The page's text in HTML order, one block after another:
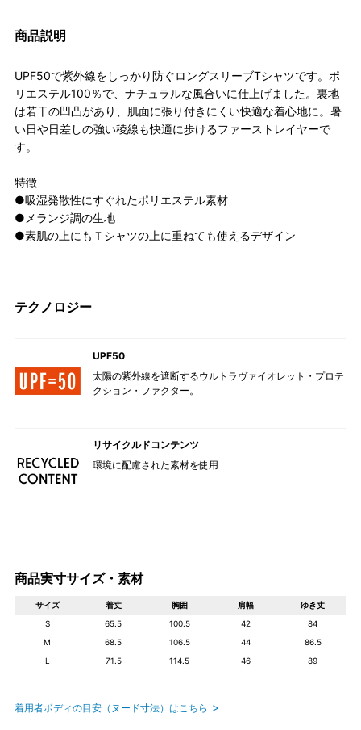
商品説明
UPF50で紫外線をしっかり防ぐロングスリーブTシャツです。ポ
リエステル100％で、ナチュラルな風合いに仕上げました。裏地
は若干の凹凸があり、肌面に張り付きにくい快適な着心地に。暑
い日や日差しの強い稜線も快適に歩けるファーストレイヤーで
す。
特徴
●吸湿発散性にすぐれたポリエステル素材
●メランジ調の生地
●素肌の上にもＴシャツの上に重ねても使えるデザイン
テクノロジー
UPF50
太陽の紫外線を遮断するウルトラヴァイオレット・プロテ
クション・ファクター。
リサイクルドコンテンツ
環境に配慮された素材を使用
商品実寸サイズ・素材
サイズ 着丈 胸囲 肩幅
ゆき丈
S
65.5 100.5 42
84
M
68.5 106.5 44
86.5
L
71.5 114.5 46 89
着用者ボディの目安（ヌード寸法）はこちら